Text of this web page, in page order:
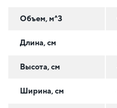
Объем, м^3
Длина, см
Высота, см
Ширина, см